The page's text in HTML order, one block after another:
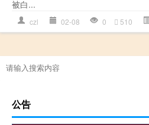
被白...
czl 02-08 0 510
公告